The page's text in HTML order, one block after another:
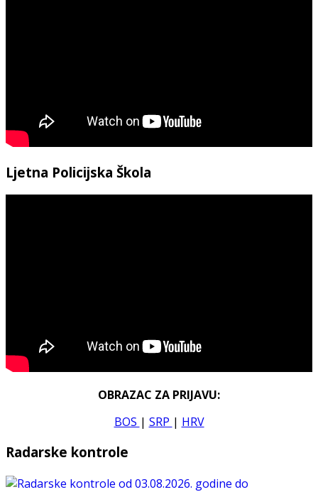
Ljetna Policijska Škola
OBRAZAC ZA PRIJAVU:
BOS | SRP | HRV
Radarske kontrole